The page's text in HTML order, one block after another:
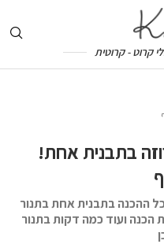
קרוט - קרוטית
בתבנית אחת!
ההכנה בתבנית אחת בתנור
את הרביולי לפני. 5 דקות הכנה ועוד כמה דקות בתנור